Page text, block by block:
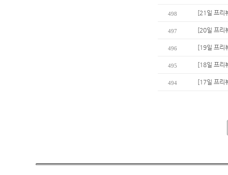
498 [21일 프리
497 [20일 프리
496 [19일 프리
495 [18일 프리
494 [17일 프리